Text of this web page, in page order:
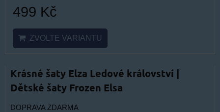
499 Kč
ZVOLTE VARIANTU
Krásné šaty Elza Ledové království |
Dětské šaty Frozen Elsa
DOPRAVA ZDARMA